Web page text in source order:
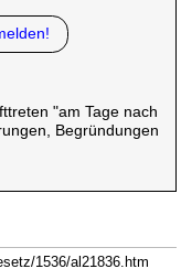
"am Tage nach
Begründungen
1536/al21836.htm